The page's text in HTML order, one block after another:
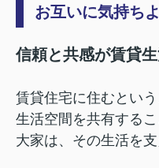
お互いに気持ち
信頼と共感が賃貸
賃貸住宅に住むとい
生活空間を共有する
大家は、その生活を